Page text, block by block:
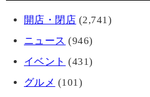
開店・閉店 (2,741)
ニュース (946)
イベント (431)
グルメ (101)